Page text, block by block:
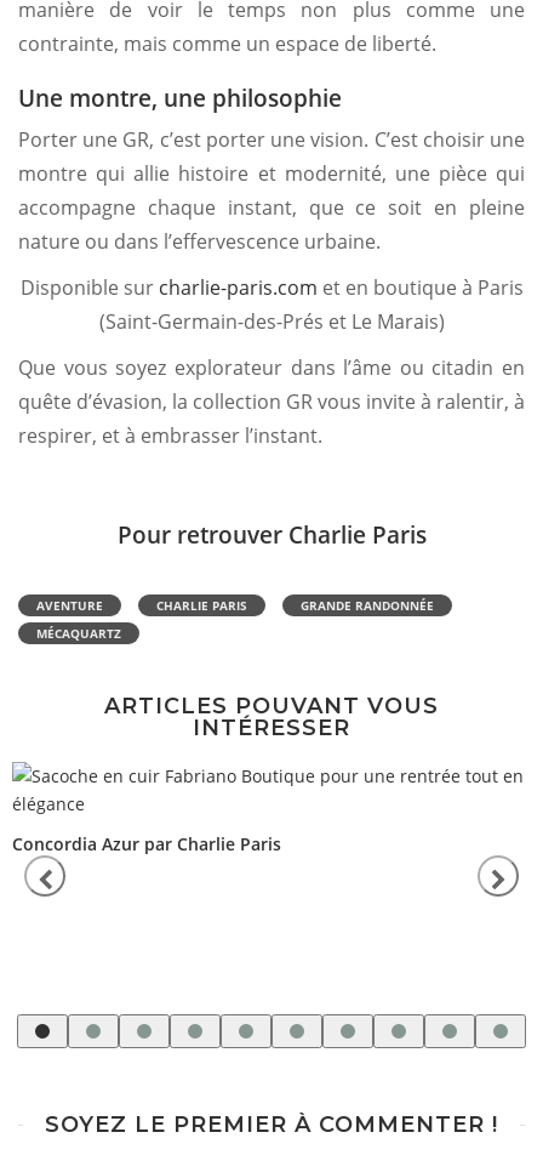
manière de voir le temps non plus comme une
contrainte, mais comme un espace de liberté.
Une montre, une philosophie
Porter une GR, c’est porter une vision. C’est choisir une
montre qui allie histoire et modernité, une pièce qui
accompagne chaque instant, que ce soit en pleine
nature ou dans l’effervescence urbaine.
Disponible sur charlie-paris.com et en boutique à Paris
(Saint-Germain-des-Prés et Le Marais)
Que vous soyez explorateur dans l’âme ou citadin en
quête d’évasion, la collection GR vous invite à ralentir, à
respirer, et à embrasser l’instant.
Pour retrouver Charlie Paris
AVENTURE CHARLIE PARIS
GRANDE RANDONNÉE
MÉCAQUARTZ
ARTICLES POUVANT VOUS
INTÉRESSER
Concordia Azur par Charlie Paris
SOYEZ LE PREMIER À COMMENTER !